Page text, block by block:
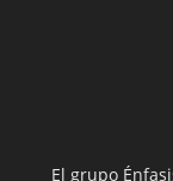
El grupo